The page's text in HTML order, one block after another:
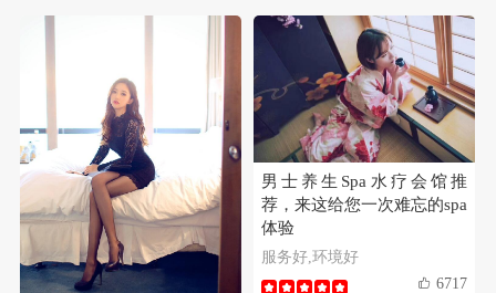
男士养生Spa水疗会馆推
荐，来这给您一次难忘的spa
体验
服务好,环境好
6717